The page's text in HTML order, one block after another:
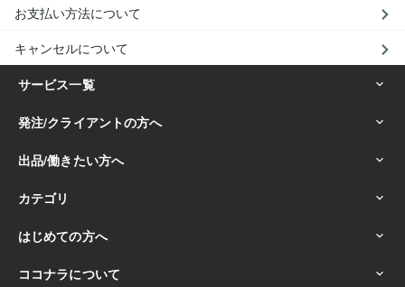
お支払い方法について
キャンセルについて